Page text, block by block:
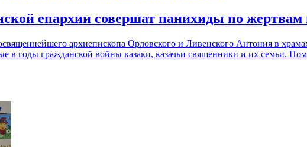
епархии совершат панихиды по жертвам
архиепископа Орловского и Ливенского Антония в
в годы гражданской войны казаки, казачьи священники и их семьи.